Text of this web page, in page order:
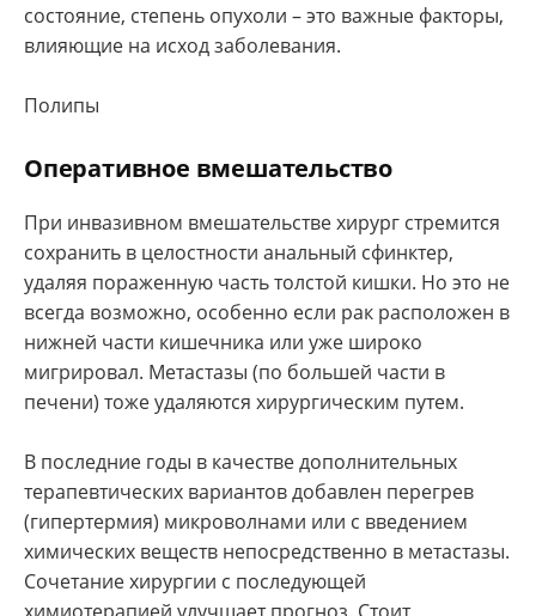
состояние, степень опухоли – это важные факторы,
влияющие на исход заболевания.
Полипы
Оперативное вмешательство
При инвазивном вмешательстве хирург стремится
сохранить в целостности анальный сфинктер,
удаляя пораженную часть толстой кишки. Но это не
всегда возможно, особенно если рак расположен в
нижней части кишечника или уже широко
мигрировал. Метастазы (по большей части в
печени) тоже удаляются хирургическим путем.
В последние годы в качестве дополнительных
терапевтических вариантов добавлен перегрев
(гипертермия) микроволнами или с введением
химических веществ непосредственно в метастазы.
Сочетание хирургии с последующей